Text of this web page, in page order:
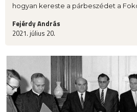
hogyan kereste a párbeszédet a
Fejérdy András
2021. július 20.